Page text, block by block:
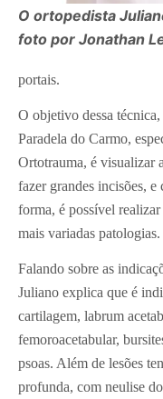
O ortopedista
foto por Jonathan
portais.
O objetivo dessa
Paradela do Carmo,
Ortotrauma, é visualizar
fazer grandes incisões,
forma, é possível
mais variadas patologias.
Falando sobre as
Juliano explica que é
cartilagem, labrum
femoroacetabular,
psoas. Além de lesões
profunda, com neulise